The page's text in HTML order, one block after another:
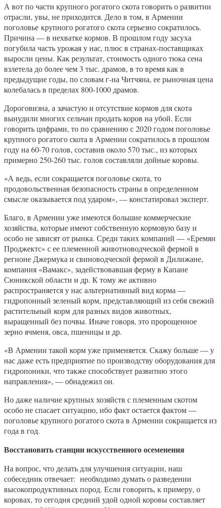
А вот по части крупного рогатого скота говорить о развитии
отрасли, увы, не приходится. Дело в том, в Армении
поголовье крупного рогатого скота серьезно сократилось.
Причина — в нехватке кормов. В прошлом году засуха
погубила часть урожая у нас, плюс в странах-поставщиках
выросли цены. Как результат, стоимость одного тюка сена
взлетела до более чем 3 тыс. драмов, в то время как в
предыдущие годы, по словам г-на Читчяна, ее рыночная цена
колебалась в пределах 800-1000 драмов.
Дороговизна, а зачастую и отсутствие кормов для скота
вынудили многих сельчан продать коров на убой. Если
говорить цифрами, то по сравнению с 2020 годом поголовье
крупного рогатого скота в Армении сократилось в прошлом
году на 60-70 голов, составив около 570 тыс., из которых
примерно 250-260 тыс. голов составляли дойные коровы.
«А ведь, если сокращается поголовье скота, то
продовольственная безопасность страны в определенном
смысле оказывается под ударом», — констатировал эксперт.
Благо, в Армении уже имеются большие коммерческие
хозяйства, которые имеют собственную кормовую базу и
особо не зависят от рынка. Среди таких компаний — «Еремян
Проджектс» с ее племенной животноводческой фермой в
регионе Джермука и свиноводческой фермой в Дилижане,
компания «Вамакс», задействовавшая ферму в Капане
Сюникской области и др. К тому же активно
распространяется у нас альтернативный вид корма —
гидропонный зеленый корм, представляющий из себя свежий
растительный корм для разных видов животных,
выращенный без почвы. Иначе говоря, это пророщенное
зерно ячменя, овса, пшеницы и др.
«В Армении такой корм уже применяется. Скажу больше — у
нас даже есть предприятие по производству оборудования для
гидропоники, что также способствует развитию этого
направления», — обнадежил он.
Но даже наличие крупных хозяйств с племенным скотом
особо не спасает ситуацию, ибо факт остается фактом —
поголовье крупного рогатого скота в Армении сокращается из
года в год.
Восстановить станции искусственного осеменения
На вопрос, что делать для улучшения ситуации, наш
собеседник отвечает: необходимо думать о разведении
высокопродуктивных пород. Если говорить, к примеру, о
коровах, то сегодня средний удой одной коровы составляет